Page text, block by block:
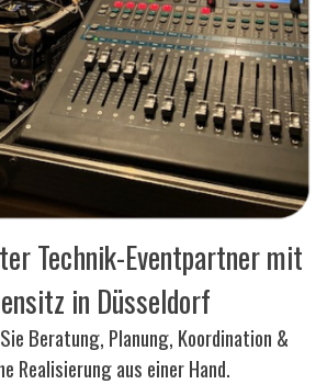
Technik-Eventpartner mit
in Düsseldorf
Beratung, Planung, Koordination &
Realisierung aus einer Hand.